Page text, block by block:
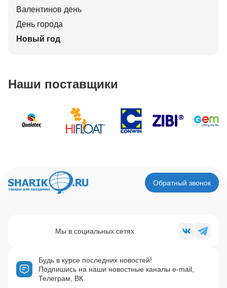
Валентинов день
День города
Новый год
Наши поставщики
Обратный звонок
Будь в курсе последних новостей!
Подпишись на наши новостные каналы e-mail,
Телеграм, ВК
Мы в социальных сетях